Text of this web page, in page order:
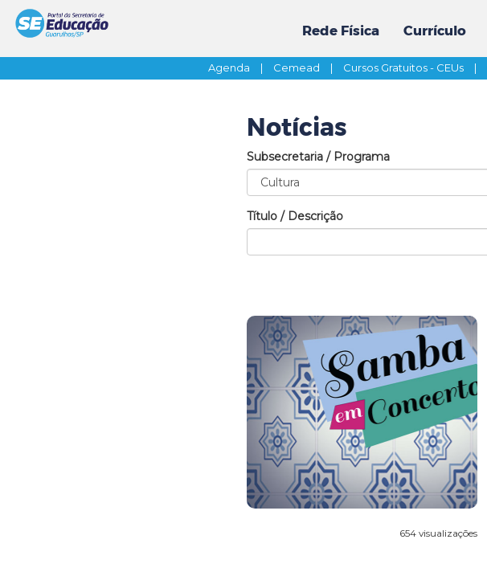
Rede Física Currículo
Agenda | Cemead | Cursos Gratuitos - CEUs |
Notícias
Subsecretaria / Programa
Título / Descrição
654 visualizações